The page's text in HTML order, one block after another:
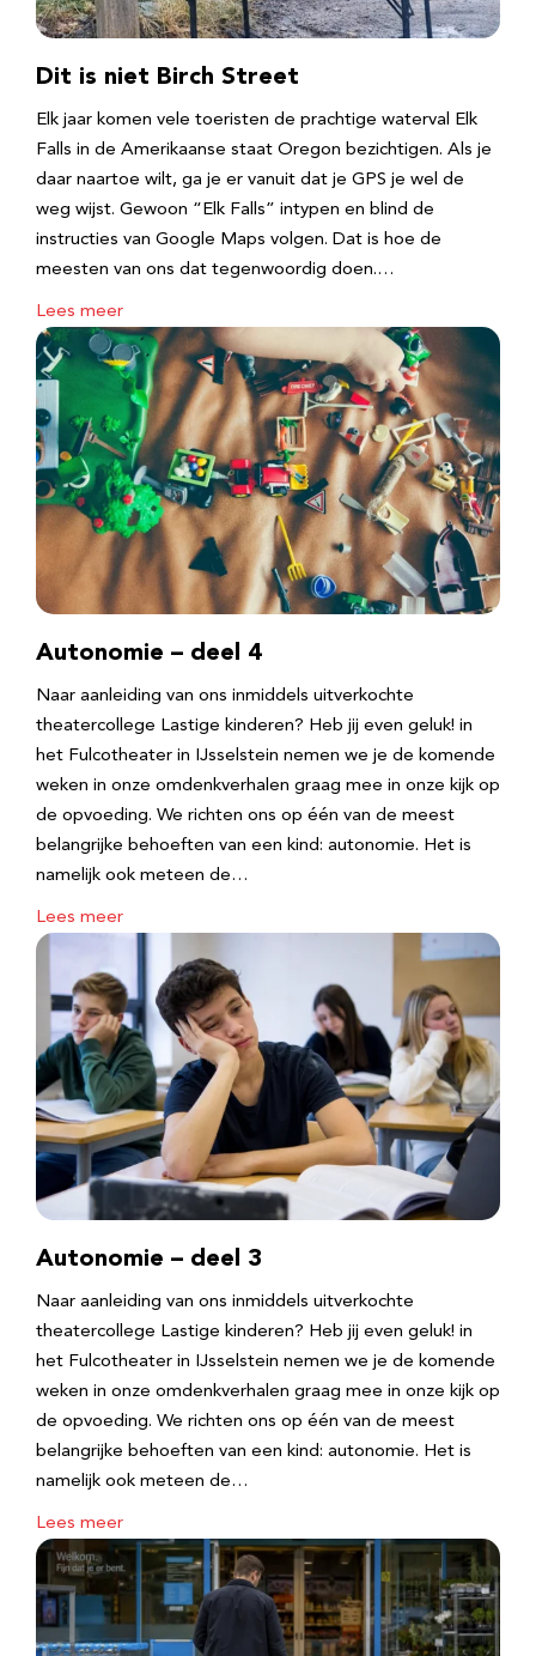
Dit is niet Birch Street
Elk jaar komen vele toeristen de prachtige waterval Elk
Falls in de Amerikaanse staat Oregon bezichtigen. Als je
daar naartoe wilt, ga je er vanuit dat je GPS je wel de
weg wijst. Gewoon “Elk Falls” intypen en blind de
instructies van Google Maps volgen. Dat is hoe de
meesten van ons dat tegenwoordig doen.…
Lees meer
Autonomie – deel 4
Naar aanleiding van ons inmiddels uitverkochte
theatercollege Lastige kinderen? Heb jij even geluk! in
het Fulcotheater in IJsselstein nemen we je de komende
weken in onze omdenkverhalen graag mee in onze kijk op
de opvoeding. We richten ons op één van de meest
belangrijke behoeften van een kind: autonomie. Het is
namelijk ook meteen de…
Lees meer
Autonomie – deel 3
Naar aanleiding van ons inmiddels uitverkochte
theatercollege Lastige kinderen? Heb jij even geluk! in
het Fulcotheater in IJsselstein nemen we je de komende
weken in onze omdenkverhalen graag mee in onze kijk op
de opvoeding. We richten ons op één van de meest
belangrijke behoeften van een kind: autonomie. Het is
namelijk ook meteen de…
Lees meer